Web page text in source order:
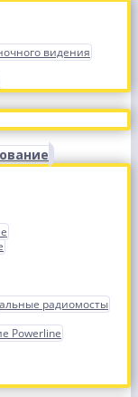
видения
радиомосты
Powerline